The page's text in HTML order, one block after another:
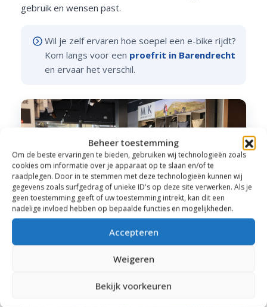
Beheer toestemming
Om de beste ervaringen te bieden, gebruiken wij technologieën zoals
cookies om informatie over je apparaat op te slaan en/of te
raadplegen. Door in te stemmen met deze technologieën kunnen wij
gegevens zoals surfgedrag of unieke ID's op deze site verwerken. Als je
geen toestemming geeft of uw toestemming intrekt, kan dit een
nadelige invloed hebben op bepaalde functies en mogelijkheden.
Accepteren
Weigeren
Bekijk voorkeuren
gebruik en wensen past.
Wil je zelf ervaren hoe soepel een e-bike rijdt?
Kom langs voor een proefrit in Barendrecht
en ervaar het verschil.